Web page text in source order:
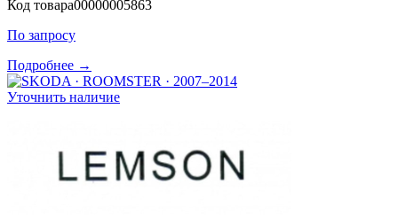
Код товара00000005863
По запросу
Подробнее →
Уточнить наличие